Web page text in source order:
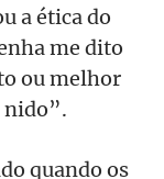
a ética do
me dito
ou melhor
nido”.
quando os